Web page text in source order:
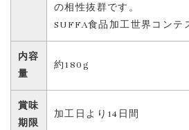
の相性抜群です。
SUFFA食品加工世界コンテ
内容
量
約180g
賞味
期限
加工日より14日間